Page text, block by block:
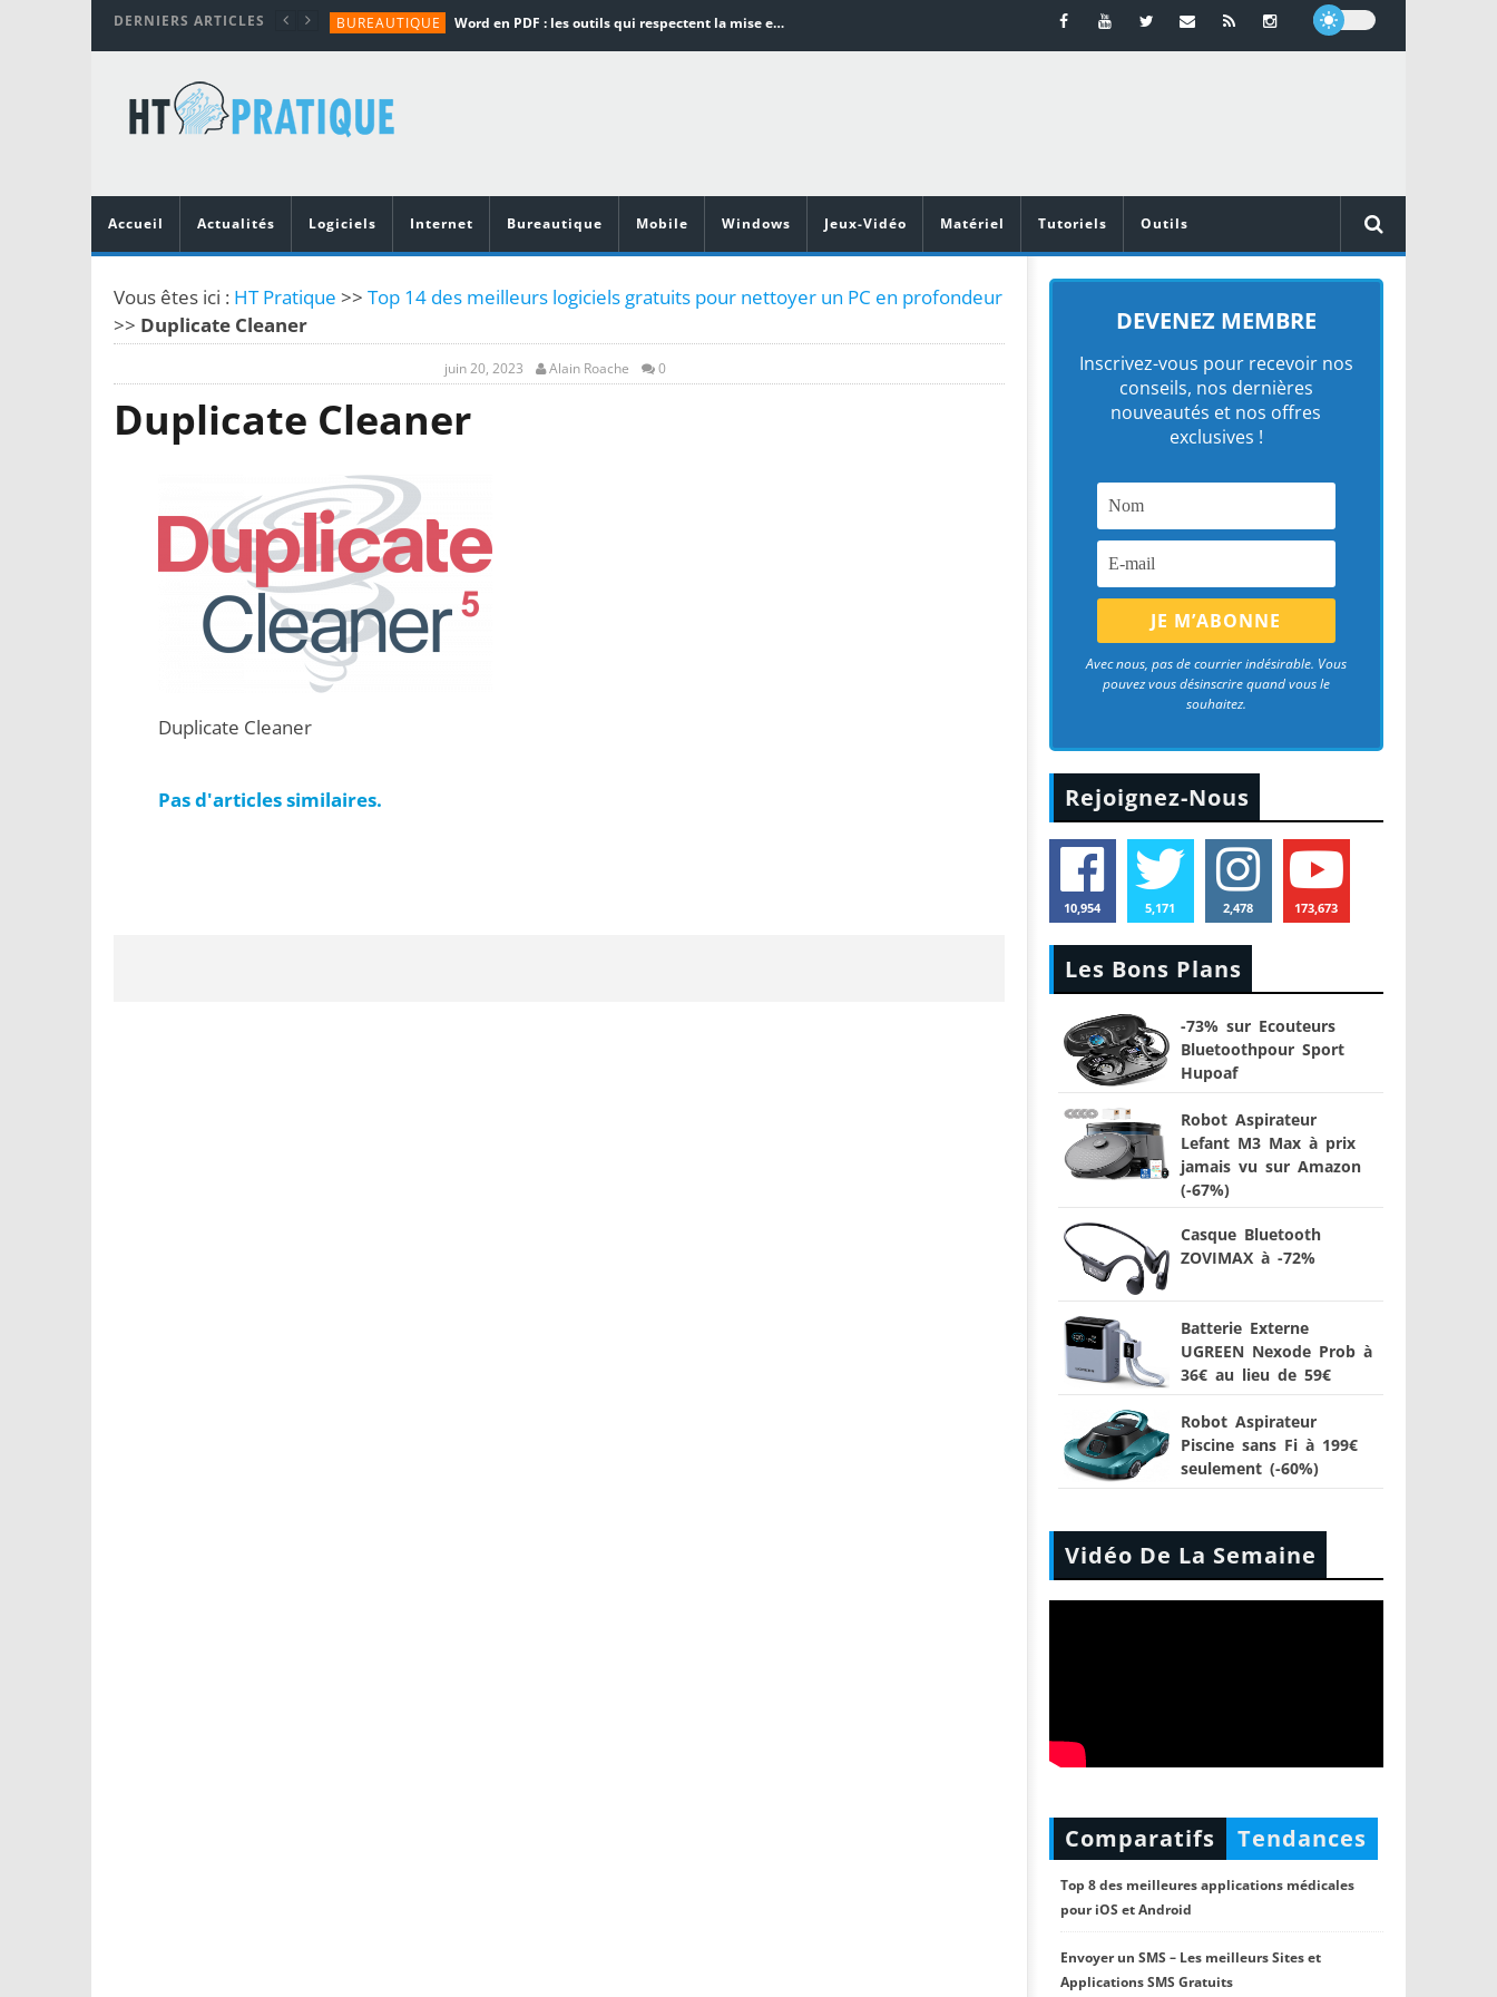
DERNIERS ARTICLES BUREAUTIQUE Word en PDF : les outils qui respectent la mise en page
TUTORIALS
MATÉRIEL
Vidéoprojecteurs Asus : Top 6 des meilleurs modèles de la marque
Accueil
Actualités Logiciels Internet Bureautique Mobile Windows Jeux-Vidéo Matériel Tutoriels Outils
Vous êtes ici : HT Pratique >> Top 14 des meilleurs logiciels gratuits pour nettoyer un PC en profondeur
>> Duplicate Cleaner
juin 20, 2023 Alain Roache 0
Duplicate Cleaner
Duplicate Cleaner
Pas d'articles similaires.
DEVENEZ MEMBRE
Inscrivez-vous pour recevoir nos
conseils, nos dernières
nouveautés et nos offres
exclusives !
Avec nous, pas de courrier indésirable. Vous
pouvez vous désinscrire quand vous le
souhaitez.
Rejoignez-Nous
10,954 5,171 2,478 173,673
Les Bons Plans
-73% sur Ecouteurs
Bluetoothpour Sport
Hupoaf
Robot Aspirateur
Lefant M3 Max à prix
jamais vu sur Amazon
(-67%)
Casque Bluetooth
ZOVIMAX à -72%
Batterie Externe
UGREEN Nexode Prob à
36€ au lieu de 59€
Robot Aspirateur
Piscine sans Fi à 199€
seulement (-60%)
Vidéo De La Semaine
Comparatifs Tendances
Top 8 des meilleures applications médicales
pour iOS et Android
Envoyer un SMS – Les meilleurs Sites et
Applications SMS Gratuits